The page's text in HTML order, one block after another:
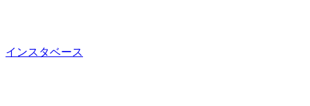
インスタベース